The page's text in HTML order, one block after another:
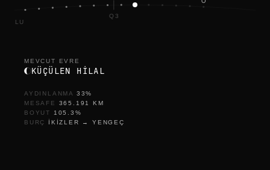
DOLU
Q3
MEVCUT EVRE
KÜÇÜLEN HILAL
AYDINLANMA 33%
MESAFE
365.191
KM
BOYUT
105.3 %
BURÇ
IKIZLER →YENGEÇ